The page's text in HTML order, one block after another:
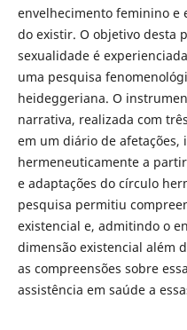
envelhecimento feminino e
do existir. O objetivo desta
sexualidade é
uma pesquisa
heideggeriana. O
narrativa, realizada com
em um diário de afetações,
hermeneuticamente a
e adaptações do círculo
pesquisa permitiu
existencial e, admitindo o
dimensão existencial além
as compreensões sobre
assistência em saúde a